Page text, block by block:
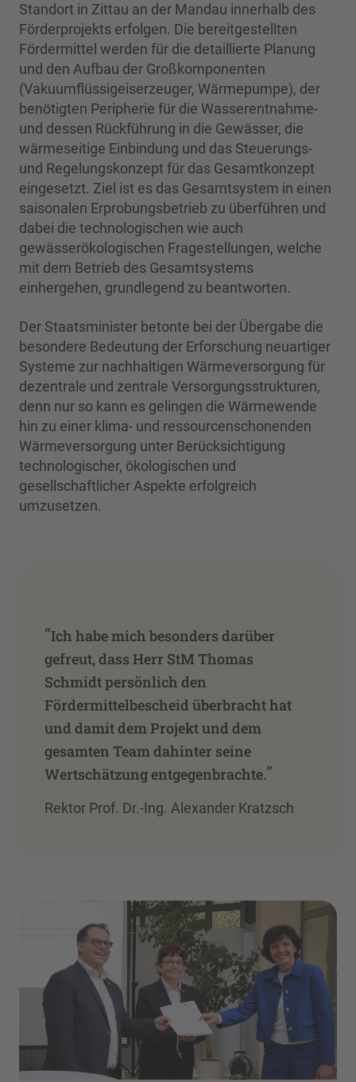
Standort in Zittau an der Mandau innerhalb des
Förderprojekts erfolgen. Die bereitgestellten
Fördermittel werden für die detaillierte Planung
und den Aufbau der Großkomponenten
(Vakuumflüssigeiserzeuger, Wärmepumpe), der
benötigten Peripherie für die Wasserentnahme-
und dessen Rückführung in die Gewässer, die
wärmeseitige Einbindung und das Steuerungs-
und Regelungskonzept für das Gesamtkonzept
eingesetzt. Ziel ist es das Gesamtsystem in einen
saisonalen Erprobungsbetrieb zu überführen und
dabei die technologischen wie auch
gewässerökologischen Fragestellungen, welche
mit dem Betrieb des Gesamtsystems
einhergehen, grundlegend zu beantworten.
Der Staatsminister betonte bei der Übergabe die
besondere Bedeutung der Erforschung neuartiger
Systeme zur nachhaltigen Wärmeversorgung für
dezentrale und zentrale Versorgungsstrukturen,
denn nur so kann es gelingen die Wärmewende
hin zu einer klima- und ressourcenschonenden
Wärmeversorgung unter Berücksichtigung
technologischer, ökologischen und
gesellschaftlicher Aspekte erfolgreich
umzusetzen.
“Ich habe mich besonders darüber
gefreut, dass Herr StM Thomas
Schmidt persönlich den
Fördermittelbescheid überbracht hat
und damit dem Projekt und dem
gesamten Team dahinter seine
Wertschätzung entgegenbrachte.”
Rektor Prof. Dr.-Ing. Alexander Kratzsch